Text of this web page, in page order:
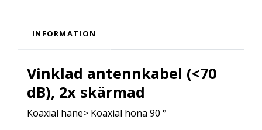
INFORMATION
Vinklad antennkabel (<70
dB), 2x skärmad
Koaxial hane> Koaxial hona 90 °